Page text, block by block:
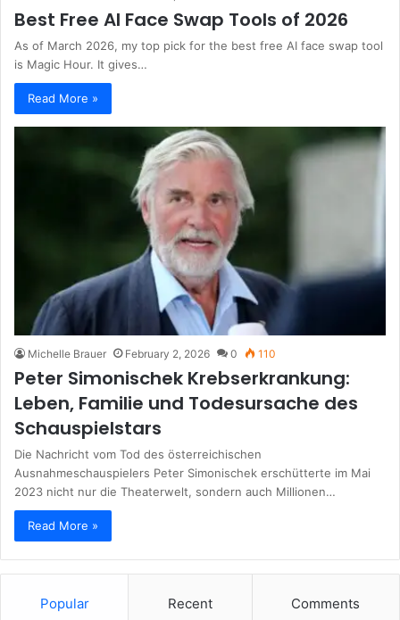
Best Free AI Face Swap Tools of 2026
As of March 2026, my top pick for the best free AI face swap tool
is Magic Hour. It gives…
Read More »
Michelle Brauer February 2, 2026 0 110
Peter Simonischek Krebserkrankung:
Leben, Familie und Todesursache des
Schauspielstars
Die Nachricht vom Tod des österreichischen
Ausnahmeschauspielers Peter Simonischek erschütterte im Mai
2023 nicht nur die Theaterwelt, sondern auch Millionen…
Read More »
Popular Recent Comments